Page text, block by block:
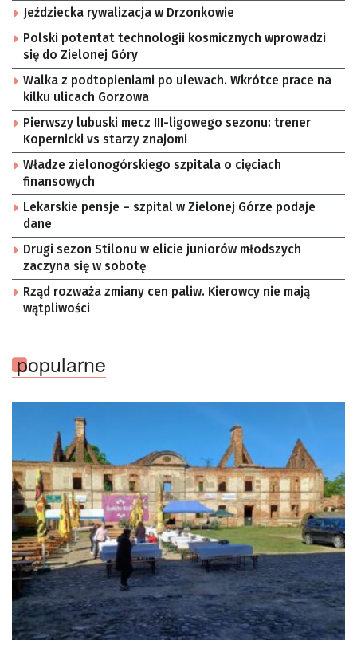
Jeździecka rywalizacja w Drzonkowie
Polski potentat technologii kosmicznych wprowadzi
się do Zielonej Góry
Walka z podtopieniami po ulewach. Wkrótce prace na
kilku ulicach Gorzowa
Pierwszy lubuski mecz III-ligowego sezonu: trener
Kopernicki vs starzy znajomi
Władze zielonogórskiego szpitala o cięciach
finansowych
Lekarskie pensje – szpital w Zielonej Górze podaje
dane
Drugi sezon Stilonu w elicie juniorów młodszych
zaczyna się w sobotę
Rząd rozważa zmiany cen paliw. Kierowcy nie mają
wątpliwości
popularne